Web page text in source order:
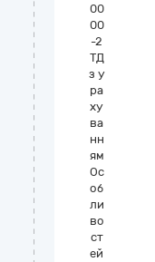
00
00
-2
ТД
з у
ра
ху
ва
нн
ям
Ос
об
ли
во
ст
ей